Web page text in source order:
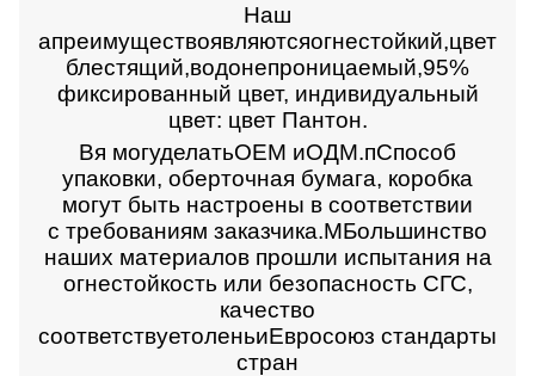
Наш
апреимуществоявляютсяогнестойкий,цвет
блестящий,водонепроницаемый,95%
фиксированный цвет, индивидуальный
цвет: цвет Пантон.
Вя могуделатьOEM иОДМ.пСпособ
упаковки, оберточная бумага, коробка
могут быть настроены в соответствии
с требованиям заказчика.МБольшинство
наших материалов прошли испытания на
огнестойкость или безопасность СГС,
качество
соответствуетоленьиЕвросоюз стандарты
стран